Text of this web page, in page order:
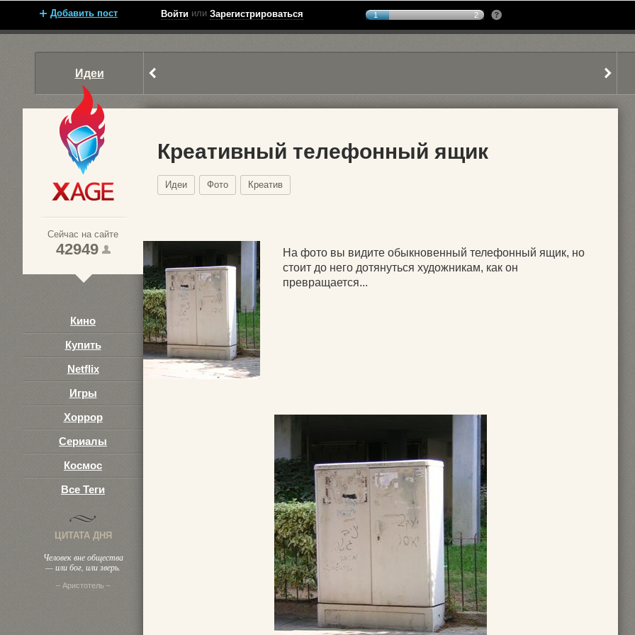
Добавить пост Войти или Зарегистрироваться 1 2
Идеи
1
Сейчас на сайте
42949
Кино
Купить
Netflix
Игры
Хоррор
Сериалы
Космос
Все Теги
ЦИТАТА ДНЯ
Человек вне общества
— или бог, или зверь.
– Аристотель –
Креативный телефонный ящик
Идеи Фото Креатив
На фото вы видите обыкновенный телефонный ящик, но
стоит до него дотянуться художникам, как он
превращается...